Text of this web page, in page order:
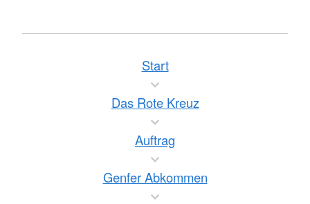
Start
Das Rote Kreuz
Auftrag
Genfer Abkommen